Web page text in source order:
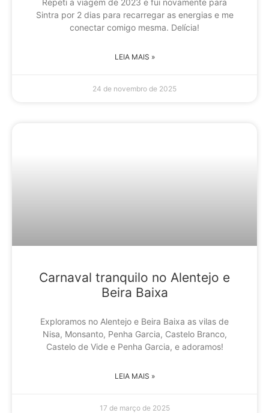
Sintra por 2 dias para recarregar as energias e me
conectar comigo mesma. Delícia!
LEIA MAIS »
24 de novembro de 2025
Carnaval tranquilo no Alentejo e
Beira Baixa
Exploramos no Alentejo e Beira Baixa as vilas de
Nisa, Monsanto, Penha Garcia, Castelo Branco,
Castelo de Vide e Penha Garcia, e adoramos!
LEIA MAIS »
17 de março de 2025